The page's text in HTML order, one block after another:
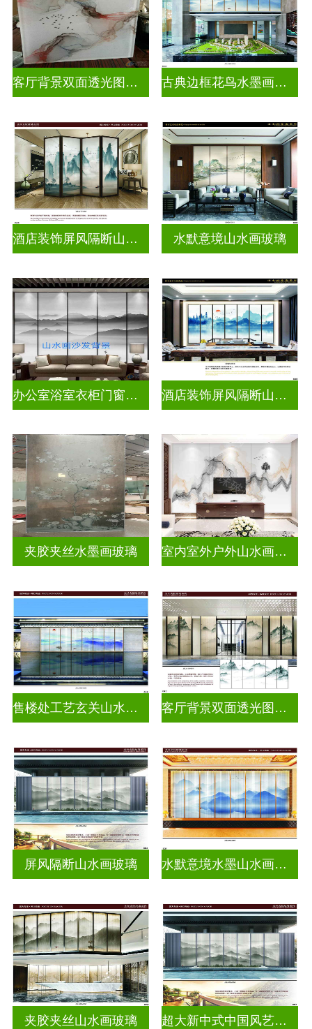
客厅背景双面透光图案水墨画玻璃 古典边框花鸟水墨画玻璃
酒店装饰屏风隔断山水画玻璃 水默意境山水画玻璃
办公室浴室衣柜门窗户山水画玻璃 酒店装饰屏风隔断山水画玻璃
夹胶夹丝水墨画玻璃 室内室外户外山水画玻璃
售楼处工艺玄关山水画玻璃 客厅背景双面透光图案水墨画玻璃
屏风隔断山水画玻璃 水默意境水墨山水画玻璃
夹胶夹丝山水画玻璃 超大新中式中国风艺术水墨画玻璃